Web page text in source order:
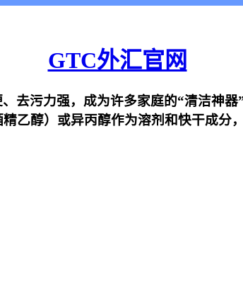
GTC外汇官网
污力强，成为许多家庭的“清洁神
乙醇）或异丙醇作为溶剂和快干成分